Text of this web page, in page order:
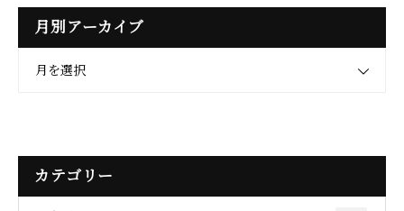
月別アーカイブ
月を選択
カテゴリー